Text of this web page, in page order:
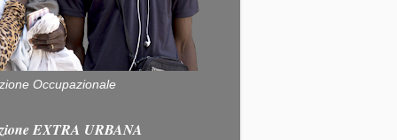
Occupazionale
EXTRA URBANA